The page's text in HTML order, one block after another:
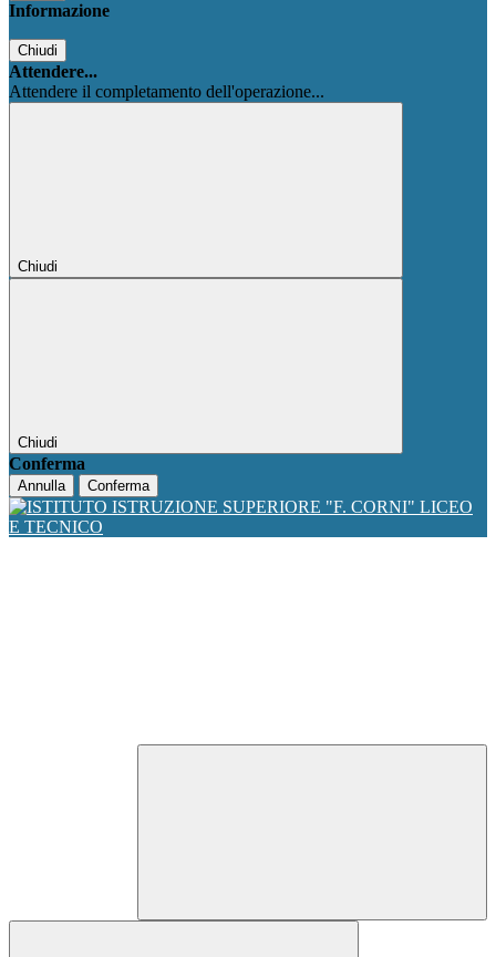
Informazione
Chiudi
Attendere...
Attendere il completamento dell'operazione...
Chiudi
Chiudi
Conferma
Annulla Conferma